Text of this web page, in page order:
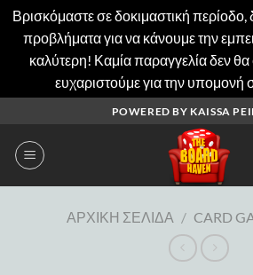
Βρισκόμαστε σε δοκιμαστική
προβλήματα για να κάνουμε την
καλύτερη! Καμία παραγγελία δεν
ευχαριστούμε για την υπομονή
περιεχόμενο
POWERED BY KAISSA
ΑΡΧΙΚΉ ΣΕΛΊΔΑ / CARD